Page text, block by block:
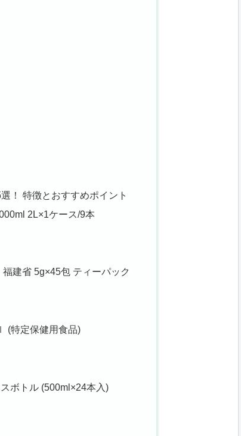
！ 特徴とおすすめポイント
2L×1ケース/9本
建省 5g×45包 ティーパック
特定保健用食品)
ボトル (500ml×24本入)